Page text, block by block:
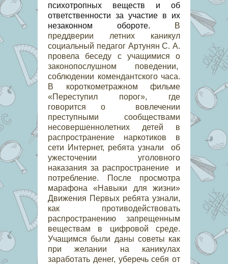
психотропных веществ и об
ответственности за участие в их
незаконном обороте.
В
преддверии летних каникул
социальный педагог Артунян С. А.
провела беседу с учащимися о
законопослушном поведении,
соблюдении комендантского часа.
В короткометражном фильме
«Переступил порог», где
говорится о вовлечении
преступными сообществами
несовершеннолетних детей в
распространение наркотиков в
сети Интернет, ребята узнали об
ужесточении уголовного
наказания за распространение и
потребление. После просмотра
марафона «Навыки для жизни»
Движения Первых ребята узнали,
как противодействовать
распространению запрещенным
веществам в цифровой среде.
Учащимся были даны советы как
при желании на каникулах
заработать денег, уберечь себя от